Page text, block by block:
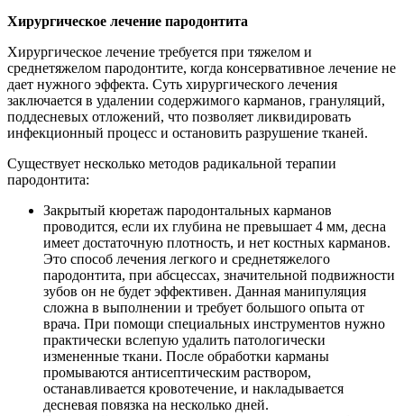
Хирургическое лечение пародонтита
Хирургическое лечение требуется при тяжелом и
среднетяжелом пародонтите, когда консервативное лечение не
дает нужного эффекта. Суть хирургического лечения
заключается в удалении содержимого карманов, грануляций,
поддесневых отложений, что позволяет ликвидировать
инфекционный процесс и остановить разрушение тканей.
Существует несколько методов радикальной терапии
пародонтита:
Закрытый кюретаж пародонтальных карманов
проводится, если их глубина не превышает 4 мм, десна
имеет достаточную плотность, и нет костных карманов.
Это способ лечения легкого и среднетяжелого
пародонтита, при абсцессах, значительной подвижности
зубов он не будет эффективен. Данная манипуляция
сложна в выполнении и требует большого опыта от
врача. При помощи специальных инструментов нужно
практически вслепую удалить патологически
измененные ткани. После обработки карманы
промываются антисептическим раствором,
останавливается кровотечение, и накладывается
десневая повязка на несколько дней.